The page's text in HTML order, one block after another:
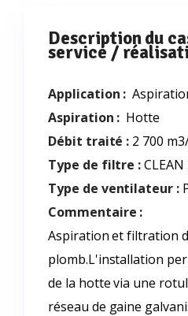
Description du
service /
Application :
Aspiration : Hotte
Débit traité : 2 700
Type de filtre :CLEAN
Type de ventilateur :
Commentaire :
Aspiration et filtration
plomb.L'installation
de la hotte via une
réseau de gaine